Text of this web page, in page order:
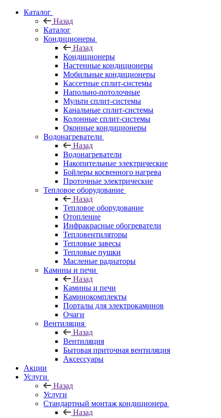
Каталог
Назад
Каталог
Кондиционеры
Назад
Кондиционеры
Настенные кондиционеры
Мобильные кондиционеры
Кассетные сплит-системы
Напольно-потолочные
Мульти сплит-системы
Канальные сплит-системы
Колонные сплит-системы
Оконные кондиционеры
Водонагреватели
Назад
Водонагреватели
Накопительные электрические
Бойлеры косвенного нагрева
Проточные электрические
Тепловое оборудование
Назад
Тепловое оборудование
Отопление
Инфракрасные обогреватели
Тепловентиляторы
Тепловые завесы
Тепловые пушки
Масленые радиаторы
Камины и печи
Назад
Камины и печи
Каминокомплекты
Порталы для электрокаминов
Очаги
Вентиляция
Назад
Вентиляция
Бытовая приточная вентиляция
Аксессуары
Акции
Услуги
Назад
Услуги
Стандартный монтаж кондиционера
Назад